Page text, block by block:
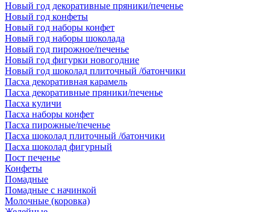
Новый год декоративные пряники/печенье
Новый год конфеты
Новый год наборы конфет
Новый год наборы шоколада
Новый год пирожное/печенье
Новый год фигурки новогодние
Новый год шоколад плиточный /батончики
Пасха декоративная карамель
Пасха декоративные пряники/печенье
Пасха куличи
Пасха наборы конфет
Пасха пирожные/печенье
Пасха шоколад плиточный /батончики
Пасха шоколад фигурный
Пост печенье
Конфеты
Помадные
Помадные с начинкой
Молочные (коровка)